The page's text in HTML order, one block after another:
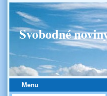
Svobodné
Menu